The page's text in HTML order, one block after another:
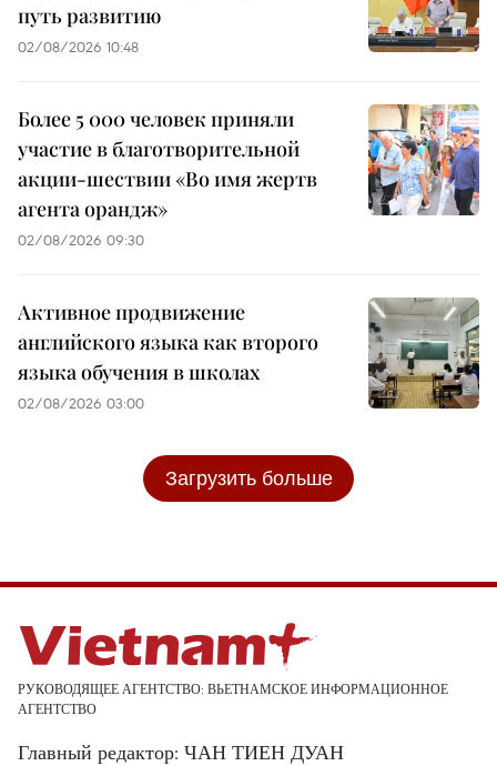
путь развитию
02/08/2026 10:48
Более 5 000 человек приняли
участие в благотворительной
акции-шествии «Во имя жертв
агента орандж»
02/08/2026 09:30
Активное продвижение
английского языка как второго
языка обучения в школах
02/08/2026 03:00
Загрузить больше
РУКОВОДЯЩЕЕ АГЕНТСТВО: ВЬЕТНАМСКОЕ ИНФОРМАЦИОННОЕ
АГЕНТСТВО
Главный редактор: ЧАН ТИЕН ДУАН